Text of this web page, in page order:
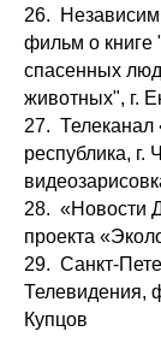
26.
фильм о книге
спасенных
животных", г.
27. Телеканал
республика, г.
28. «Новости
проекта
29. Санкт-
Телевидения,
Купцов